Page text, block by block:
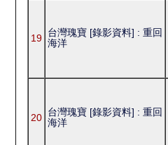
19 台灣瑰寶 [錄影資料] : 重回
海洋
20 台灣瑰寶 [錄影資料] : 重回
海洋